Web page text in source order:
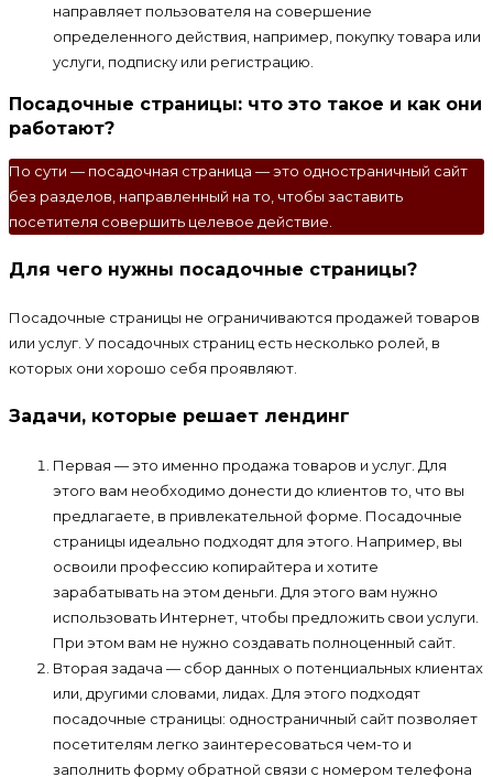
направляет пользователя на совершение
определенного действия, например, покупку товара или
услуги, подписку или регистрацию.
Посадочные страницы: что это такое и как они
работают?
По сути — посадочная страница — это одностраничный сайт
без разделов, направленный на то, чтобы заставить
посетителя совершить целевое действие.
Для чего нужны посадочные страницы?
Посадочные страницы не ограничиваются продажей товаров
или услуг. У посадочных страниц есть несколько ролей, в
которых они хорошо себя проявляют.
Задачи, которые решает лендинг
Первая — это именно продажа товаров и услуг. Для
этого вам необходимо донести до клиентов то, что вы
предлагаете, в привлекательной форме. Посадочные
страницы идеально подходят для этого. Например, вы
освоили профессию копирайтера и хотите
зарабатывать на этом деньги. Для этого вам нужно
использовать Интернет, чтобы предложить свои услуги.
При этом вам не нужно создавать полноценный сайт.
Вторая задача — сбор данных о потенциальных клиентах
или, другими словами, лидах. Для этого подходят
посадочные страницы: одностраничный сайт позволяет
посетителям легко заинтересоваться чем-то и
заполнить форму обратной связи с номером телефона